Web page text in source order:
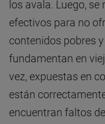
los avala. Luego,
efectivos para no
contenidos pobres
fundamentan en
vez, expuestas en
están
encuentran faltos